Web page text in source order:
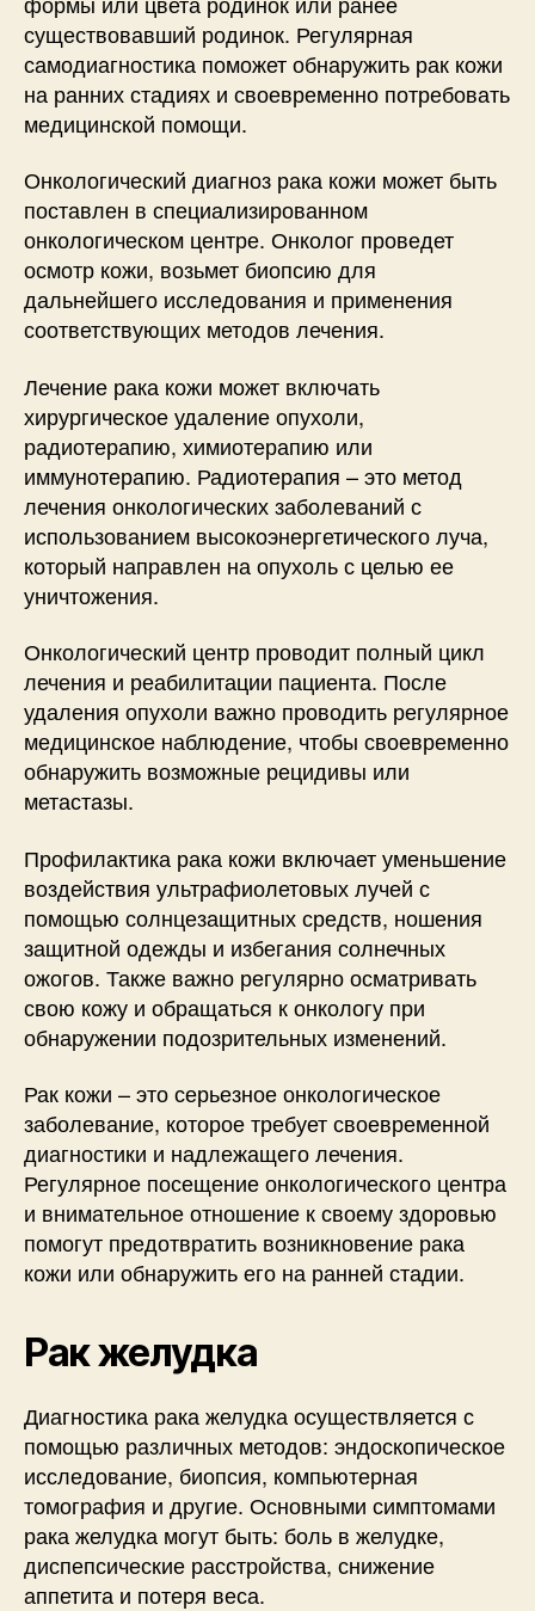
существовавший родинок. Регулярная
самодиагностика поможет обнаружить рак кожи
на ранних стадиях и своевременно потребовать
медицинской помощи.
Онкологический диагноз рака кожи может быть
поставлен в специализированном
онкологическом центре. Онколог проведет
осмотр кожи, возьмет биопсию для
дальнейшего исследования и применения
соответствующих методов лечения.
Лечение рака кожи может включать
хирургическое удаление опухоли,
радиотерапию, химиотерапию или
иммунотерапию. Радиотерапия – это метод
лечения онкологических заболеваний с
использованием высокоэнергетического луча,
который направлен на опухоль с целью ее
уничтожения.
Онкологический центр проводит полный цикл
лечения и реабилитации пациента. После
удаления опухоли важно проводить регулярное
медицинское наблюдение, чтобы своевременно
обнаружить возможные рецидивы или
метастазы.
Профилактика рака кожи включает уменьшение
воздействия ультрафиолетовых лучей с
помощью солнцезащитных средств, ношения
защитной одежды и избегания солнечных
ожогов. Также важно регулярно осматривать
свою кожу и обращаться к онкологу при
обнаружении подозрительных изменений.
Рак кожи – это серьезное онкологическое
заболевание, которое требует своевременной
диагностики и надлежащего лечения.
Регулярное посещение онкологического центра
и внимательное отношение к своему здоровью
помогут предотвратить возникновение рака
кожи или обнаружить его на ранней стадии.
Рак желудка
Диагностика рака желудка осуществляется с
помощью различных методов: эндоскопическое
исследование, биопсия, компьютерная
томография и другие. Основными симптомами
рака желудка могут быть: боль в желудке,
диспепсические расстройства, снижение
аппетита и потеря веса.